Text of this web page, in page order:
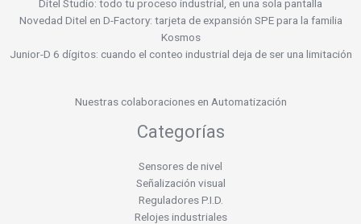
Ditel Studio: todo tu proceso industrial, en una sola pantalla
Novedad Ditel en D-Factory: tarjeta de expansión SPE para la familia
Kosmos
Junior-D 6 dígitos: cuando el conteo industrial deja de ser una limitación
Nuestras colaboraciones en Automatización
Categorías
Sensores de nivel
Señalización visual
Reguladores P.I.D.
Relojes industriales